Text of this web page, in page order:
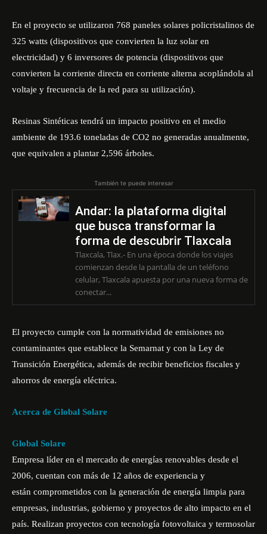
En el proyecto se utilizaron 768 paneles solares policristalinos de
325 watts (dispositivos que convierten la luz solar en
electricidad) y 6 inversores de potencia (dispositivos que
convierten la corriente directa en corriente alterna acoplándola al
voltaje y frecuencia de la red para su utilización).
Resinas Sintéticas tendrá un impacto positivo en el medio
ambiente de 193.6 toneladas de CO2 no generadas anualmente,
que equivalen a plantar 2,596 árboles.
También te puede interesar
Andar: la plataforma digital
que busca transformar la
forma de descubrir Tlaxcala
Tlaxcala, Tlax.- En una época donde los viajes
comienzan desde la pantalla de un teléfono
celular, Tlaxcala apuesta por una nueva forma de
conectar...
El proyecto cumple con la normatividad de emisiones no
contaminantes que establece la Semarnat y con la Ley de
Transición Energética, además de recibir beneficios fiscales y
ahorros de energía eléctrica.
Acerca de Global Solare
Global Solare
Empresa líder en el mercado de energías renovables desde el
2006, cuentan con más de 12 años de experiencia y
están comprometidos con la generación de energía limpia para
empresas, industrias, gobierno y proyectos de alto impacto en el
país. Realizan proyectos con tecnología fotovoltaica y termosolar